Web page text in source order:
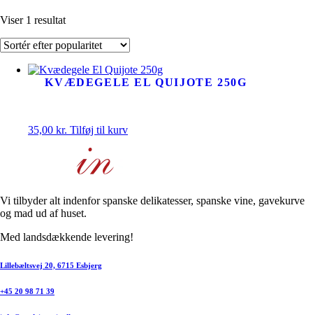
Viser 1 resultat
KVÆDEGELE EL QUIJOTE 250G
35,00 kr. Tilføj til kurv
Vi tilbyder alt indenfor spanske delikatesser, spanske vine, gavekurve
og mad ud af huset.
Med landsdækkende levering!
Lillebæltsvej 20, 6715 Esbjerg
+45 20 98 71 39